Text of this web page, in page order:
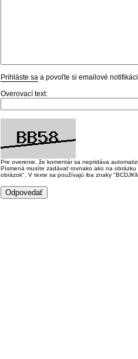
Prihláste sa a povoľte si emailové
Overovací text:
Pre overenie, že komentár sa nepridáva
Písmená musíte zadávať rovnako ako na
obrázok". V texte sa používajú iba znaky